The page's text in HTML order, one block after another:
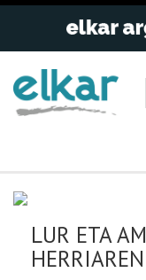
LUR ETA